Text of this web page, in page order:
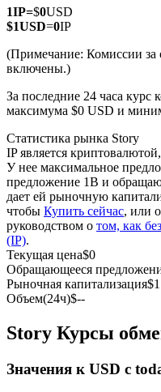
Деривативы на
сырьевые товары
USDC фьючерсы
Фьючерсы с
1IP=$0USD
$1USD=0IP
(Примечание: Комиссии за
включены.)
За последние 24 часа курс
максимума $0 USD и
Статистика рынка Story
IP является
У нее максимальное
предложение 1B и
дает ей рыночную
чтобы Купить сейчас, или
руководством о том, как
(IP).
Текущая цена$0
Обращающееся
Рыночная капитализация$
Объем(24ч)$--
Story Курсы
Значения к USD с